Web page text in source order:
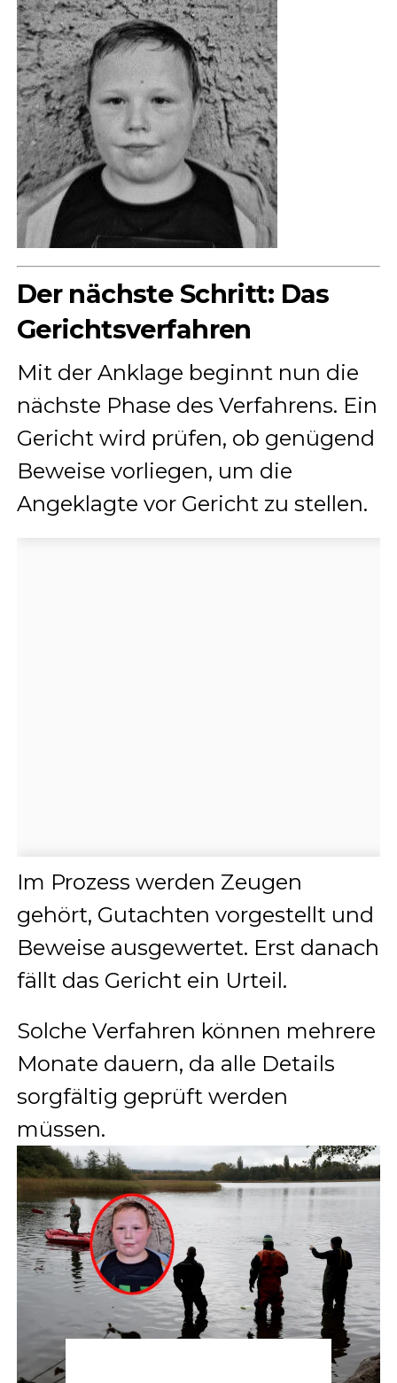
Der nächste Schritt: Das
Gerichtsverfahren
Mit der Anklage beginnt nun die
nächste Phase des Verfahrens. Ein
Gericht wird prüfen, ob genügend
Beweise vorliegen, um die
Angeklagte vor Gericht zu stellen.
Im Prozess werden Zeugen
gehört, Gutachten vorgestellt und
Beweise ausgewertet. Erst danach
fällt das Gericht ein Urteil.
Solche Verfahren können mehrere
Monate dauern, da alle Details
sorgfältig geprüft werden
müssen.